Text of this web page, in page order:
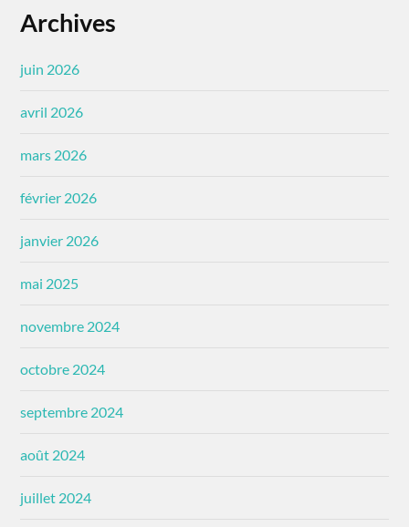
Archives
juin 2026
avril 2026
mars 2026
février 2026
janvier 2026
mai 2025
novembre 2024
octobre 2024
septembre 2024
août 2024
juillet 2024